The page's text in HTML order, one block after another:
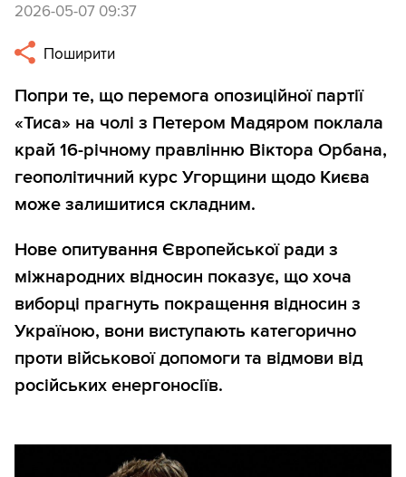
2026-05-07 09:37
Поширити
Попри те, що перемога опозиційної партії
«Тиса» на чолі з Петером Мадяром поклала
край 16-річному правлінню Віктора Орбана,
геополітичний курс Угорщини щодо Києва
може залишитися складним.
Нове опитування Європейської ради з
міжнародних відносин показує, що хоча
виборці прагнуть покращення відносин з
Україною, вони виступають категорично
проти військової допомоги та відмови від
російських енергоносіїв.